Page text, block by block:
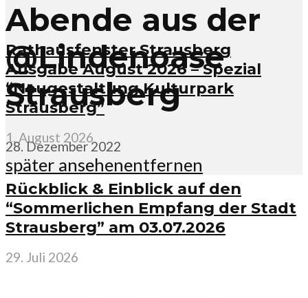
Abende aus der
@Lindenoase
Strausberg
28. Dezember 2022
später ansehenentfernen
Rathausfenster Strausberg
Ausgabe August 2026 – Spezial
“Neugestaltung Kulturpark
Strausberg”
1. August 2026
Rückblick & Einblick auf den
“Sommerlichen Empfang der Stadt
Strausberg” am 03.07.2026
29. Juli 2026